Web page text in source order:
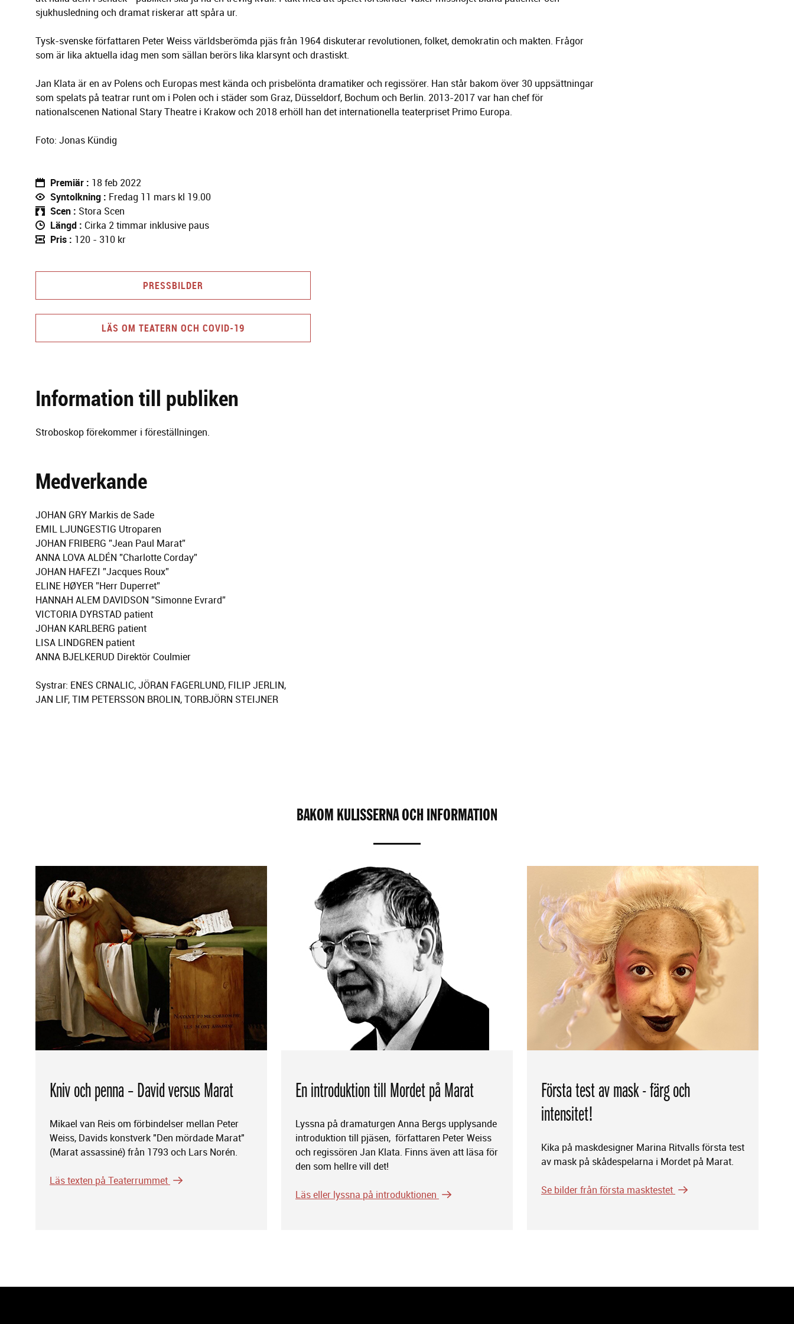
sjukhusledning och dramat riskerar att spåra ur.
Tysk-svenske författaren Peter Weiss världsberömda pjäs från 1964 diskuterar revolutionen, folket, demokratin och makten. Frågor
som är lika aktuella idag men som sällan berörs lika klarsynt och drastiskt.
Jan Klata är en av Polens och Europas mest kända och prisbelönta dramatiker och regissörer. Han står bakom över 30 uppsättningar
som spelats på teatrar runt om i Polen och i städer som Graz, Düsseldorf, Bochum och Berlin. 2013-2017 var han chef för
nationalscenen National Stary Theatre i Krakow och 2018 erhöll han det internationella teaterpriset Primo Europa.
Foto: Jonas Kündig
Premiär
18 feb 2022
Syntolkning
Fredag 11 mars kl 19.00
Scen
Stora Scen
Längd
Cirka 2 timmar inklusive paus
Pris
120 - 310 kr
PRESSBILDER
LÄS OM TEATERN OCH COVID-19
Information till publiken
Stroboskop förekommer i föreställningen.
Medverkande
JOHAN GRY Markis de Sade
EMIL LJUNGESTIG Utroparen
JOHAN FRIBERG ”Jean Paul Marat”
ANNA LOVA ALDÉN ”Charlotte Corday”
JOHAN HAFEZI ”Jacques Roux”
ELINE HØYER ”Herr Duperret”
HANNAH ALEM DAVIDSON ”Simonne Evrard”
VICTORIA DYRSTAD patient
JOHAN KARLBERG patient
LISA LINDGREN patient
ANNA BJELKERUD Direktör Coulmier
Systrar: ENES CRNALIC, JÖRAN FAGERLUND, FILIP JERLIN,
JAN LIF, TIM PETERSSON BROLIN, TORBJÖRN STEIJNER
BAKOM KULISSERNA OCH INFORMATION
Kniv och penna – David versus Marat
Mikael van Reis om förbindelser mellan Peter
Weiss, Davids konstverk "Den mördade Marat"
(Marat assassiné) från 1793 och Lars Norén.
Läs texten på Teaterrummet
En introduktion till Mordet på Marat
Lyssna på dramaturgen Anna Bergs upplysande
introduktion till pjäsen, författaren Peter Weiss
och regissören Jan Klata. Finns även att läsa för
den som hellre vill det!
Läs eller lyssna på introduktionen
Första test av mask - färg och
intensitet!
Kika på maskdesigner Marina Ritvalls första test
av mask på skådespelarna i Mordet på Marat.
Se bilder från första masktestet